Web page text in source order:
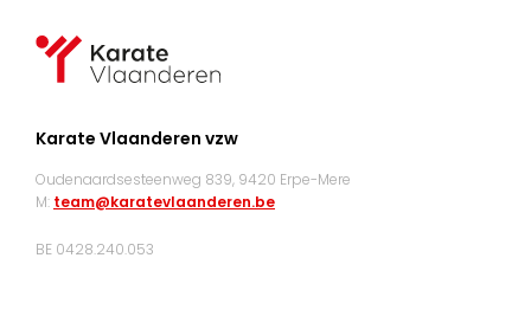
Karate Vlaanderen vzw
Oudenaardsesteenweg 839, 9420 Erpe-Mere
M: team@karatevlaanderen.be
BE 0428.240.053